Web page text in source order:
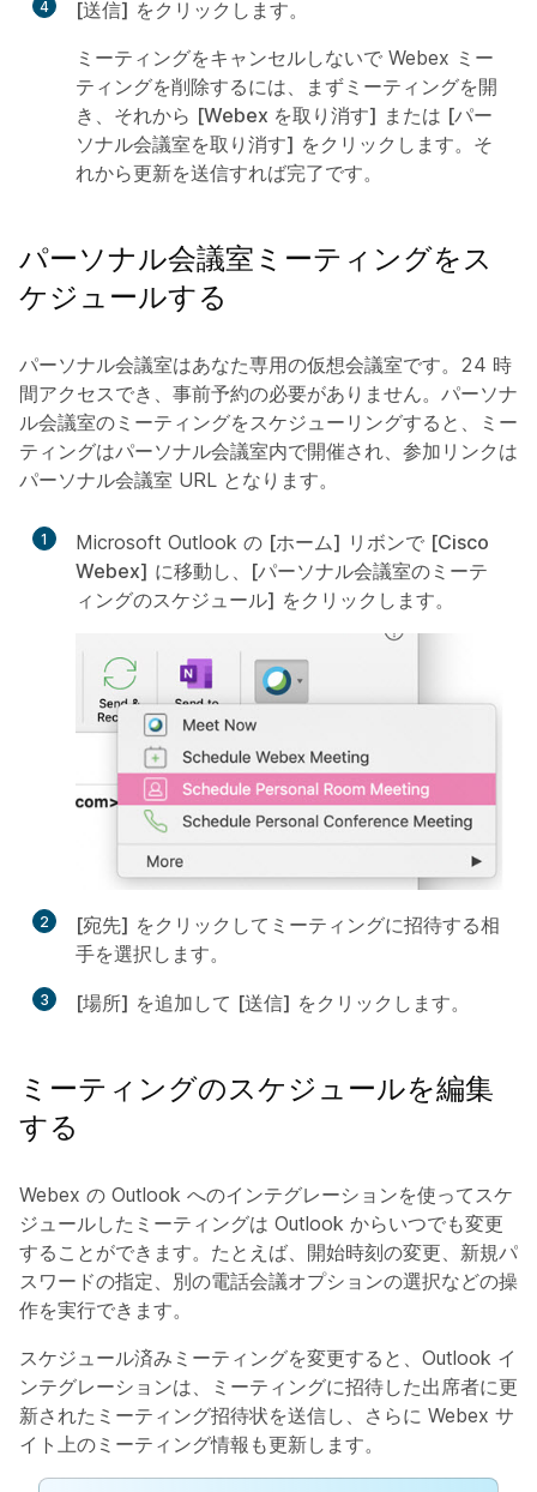
4 [送信] をクリックします。
ミーティングをキャンセルしないで Webex ミー
ティングを削除するには、まずミーティングを開
き、それから [Webex を取り消す] または [パー
ソナル会議室を取り消す] をクリックします。そ
れから更新を送信すれば完了です。
パーソナル会議室ミーティングをス
ケジュールする
パーソナル会議室はあなた専用の仮想会議室です。24 時
間アクセスでき、事前予約の必要がありません。パーソナ
ル会議室のミーティングをスケジューリングすると、ミー
ティングはパーソナル会議室内で開催され、参加リンクは
パーソナル会議室 URL となります。
1 Microsoft Outlook の [ホーム] リボンで [Cisco
Webex] に移動し、 [パーソナル会議室のミーテ
ィングのスケジュール] をクリックします。
2 [宛先] をクリックしてミーティングに招待する相
手を選択します。
3 [場所] を追加して [送信] をクリックします。
ミーティングのスケジュールを編集
する
Webex の Outlook へのインテグレーションを使ってスケ
ジュールしたミーティングは Outlook からいつでも変更
することができます。たとえば、開始時刻の変更、新規パ
スワードの指定、別の電話会議オプションの選択などの操
作を実行できます。
スケジュール済みミーティングを変更すると、Outlook イ
ンテグレーションは、ミーティングに招待した出席者に更
新されたミーティング招待状を送信し、さらに Webex サ
イト上のミーティング情報も更新します。